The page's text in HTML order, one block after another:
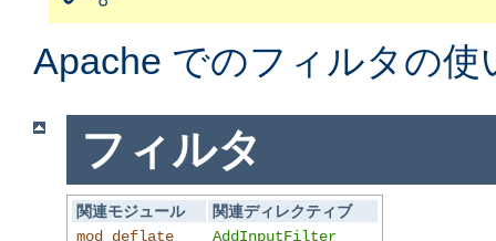
Apache でのフィルタの
フィルタ
関連モジュール
関連ディレクティブ
mod_deflate
AddInputFilter